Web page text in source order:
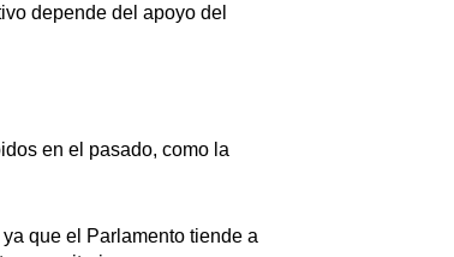
depende del apoyo del
en el pasado, como la
que el Parlamento tiende a